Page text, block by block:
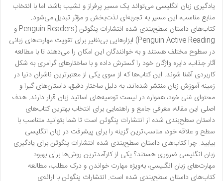
یادگیری زبان انگلیسی می‌تواند یک مسیر پرفراز و نشیب باشد، اما با انتخاب
منابع مناسب، این مسیر به تجربه‌ای لذت‌بخش و مؤثر تبدیل می‌شود.
کتاب‌های داستان سطح‌بندی شده انتشارات پنگوئن (Penguin Readers و
Penguin Active Reading) ابزارهایی بی‌نظیر برای تقویت مهارت‌های زبانی
در سطوح مختلف هستند و به خوانندگان این امکان را می‌دهند تا با مطالعه
آثار جذاب، دایره واژگان خود را گسترش داده و با ساختارهای گرامری به شکل
کاربردی آشنا شوند. این کتاب‌ها که از سوی یکی از معتبرترین ناشران دنیا در
زمینه آموزش زبان منتشر شده‌اند، به دلیل ساختار دقیق، داستان‌های گیرا و
محتوای غنی خود، همواره در لیست توصیه‌های اساتید زبان قرار دارند. هدف
اصلی این مقاله، معرفی جامع و راهنمایی برای انتخاب بهترین کتاب‌های
داستان سطح‌بندی شده از انتشارات پنگوئن است تا شما بتوانید متناسب با
سطح و علاقه خود، مناسب‌ترین گزینه را برای پیشرفت در زبان انگلیسی
بیابید. چرا کتاب‌های داستان سطح‌بندی شده انتشارات پنگوئن برای یادگیری
زبان انگلیسی ضروری هستند؟ یکی از کارآمدترین روش‌ها برای بهبود
مهارت‌های زبان انگلیسی، به‌ویژه مهارت خواندن و درک مطلب، مطالعه
کتاب‌های داستان سطح‌بندی شده است. انتشارات پنگوئن با ارائه‌ی